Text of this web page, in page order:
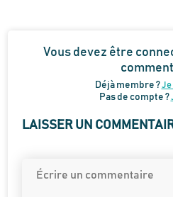
Vous devez être
Déjà membre ?Je
Pas de compte ?
LAISSER UN